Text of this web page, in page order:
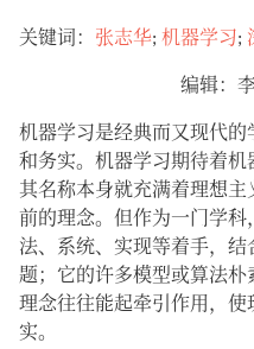
关键词： 张志华; 机器学习;
编辑：
机器学习是经典而又现代
和务实。机器学习期待着机
其名称本身就充满着理想
前的理念。但作为一门学
法、系统、实现等着手，结
题；它的许多模型或算法
理念往往能起牵引作用，
实。